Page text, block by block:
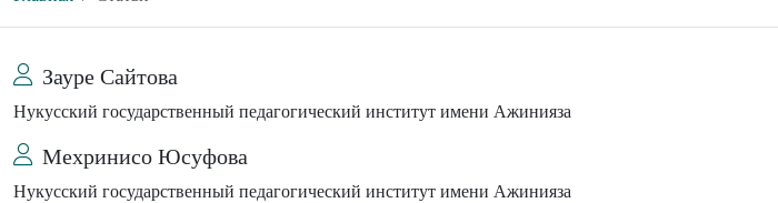
Зауре Сайтова
Нукусский государственный педагогический институт имени Ажинияза
Мехринисо Юсуфова
Нукусский государственный педагогический институт имени Ажинияза